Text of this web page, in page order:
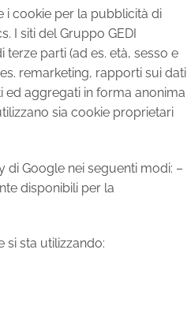
i cookie per la pubblicità di
I siti del Gruppo GEDI
parti (ad es. età, sesso e
remarketing, rapporti sui dati
ed aggregati in forma anonima
sia cookie proprietari
di Google nei seguenti modi: –
disponibili per la
si sta utilizzando: